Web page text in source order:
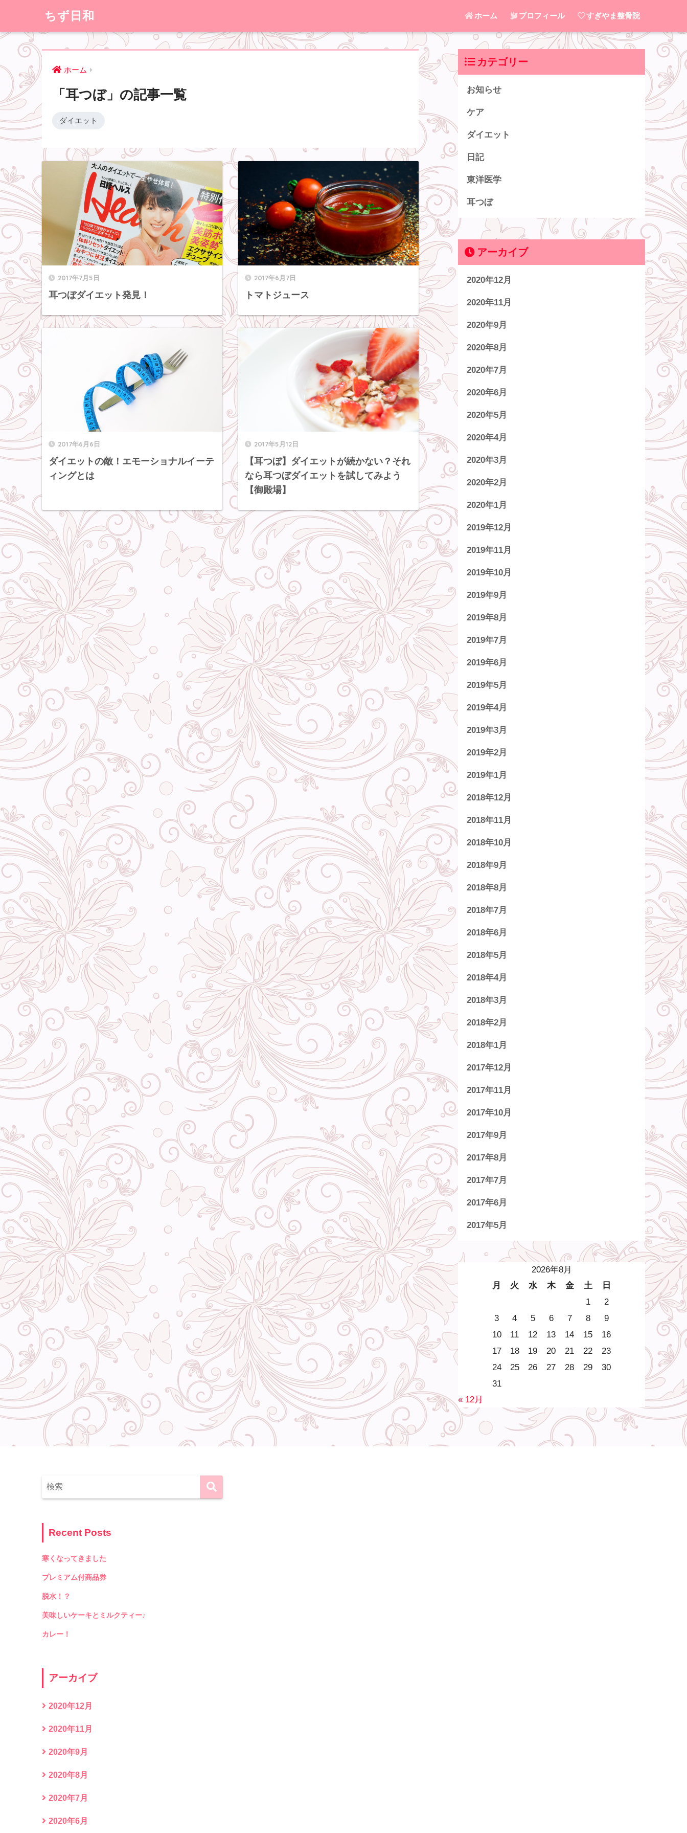
ちず日和 ホーム プロフィール すぎやま整骨院
ホーム
「耳つぼ」の記事一覧
ダイエット
2017年7月5日
耳つぼダイエット発見！
2017年6月7日
トマトジュース
2017年6月6日
ダイエットの敵！エモーショナルイーテ
ィングとは
2017年5月12日
【耳つぼ】ダイエットが続かない？それ
なら耳つぼダイエットを試してみよう
【御殿場】
カテゴリー
お知らせ
ケア
ダイエット
日記
東洋医学
耳つぼ
アーカイブ
2020年12月
2020年11月
2020年9月
2020年8月
2020年7月
2020年6月
2020年5月
2020年4月
2020年3月
2020年2月
2020年1月
2019年12月
2019年11月
2019年10月
2019年9月
2019年8月
2019年7月
2019年6月
2019年5月
2019年4月
2019年3月
2019年2月
2019年1月
2018年12月
2018年11月
2018年10月
2018年9月
2018年8月
2018年7月
2018年6月
2018年5月
2018年4月
2018年3月
2018年2月
2018年1月
2017年12月
2017年11月
2017年10月
2017年9月
2017年8月
2017年7月
2017年6月
2017年5月
2026年8月
月
火 水 木 金 土
日
1
2
3
4 5 6 7 8
9
10
11 12 13 14 15
16
17
18 19 20 21 22
23
24
25 26 27 28 29
30
31
« 12月
Recent Posts
寒くなってきました
プレミアム付商品券
脱水！？
美味しいケーキとミルクティー♪
カレー！
アーカイブ
2020年12月
2020年11月
2020年9月
2020年8月
2020年7月
2020年6月